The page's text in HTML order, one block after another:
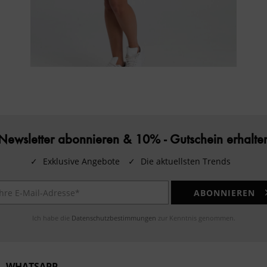
abonnieren & 10% - Gutschein
✓ Exklusive Angebote ✓ Die aktuellsten Trends
ABONNIEREN
Ich habe die Datenschutzbestimmungen zur Kenntnis genommen.